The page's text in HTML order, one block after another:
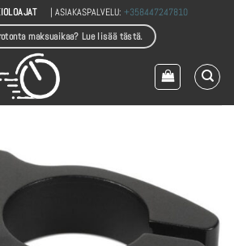
| ASIAKASPALVELU:+358447247810
maksuaikaa? Lue lisää tästä.